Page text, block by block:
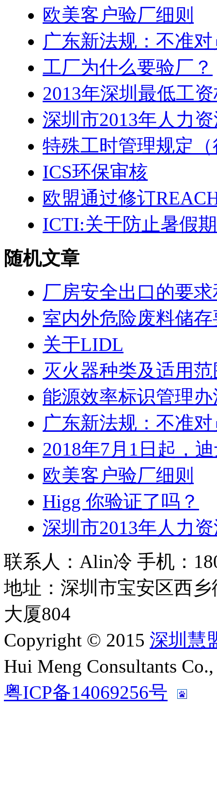
欧美客户验厂细则
广东新法规：不准
工厂为什么要验厂？
2013年深圳最低工
深圳市2013年人力
特殊工时管理规定
ICS环保审核
欧盟通过修订
ICTI:关于防止暑假
随机文章
厂房安全出口的要
室内外危险废料储
关于LIDL
灭火器种类及适用
能源效率标识管理办
广东新法规：不准
2018年7月1日起，
欧美客户验厂细则
Higg 你验证了吗？
深圳市2013年人力
联系人：Alin冷 手机：
地址：深圳市宝安区西
大厦804
Copyright © 2015 深圳慧
Hui Meng Consultants
粤ICP备14069256号